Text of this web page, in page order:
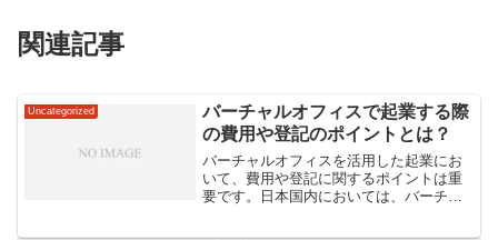
関連記事
Uncategorized
バーチャルオフィスで起業する際
の費用や登記のポイントとは？
バーチャルオフィスを活用した起業にお
いて、費用や登記に関するポイントは重
要です。日本国内においては、バーチャ